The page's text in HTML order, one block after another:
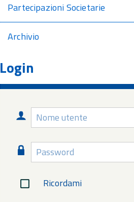
Partecipazioni Societarie
Archivio
Login
Nome
utente
Password
Ricordami